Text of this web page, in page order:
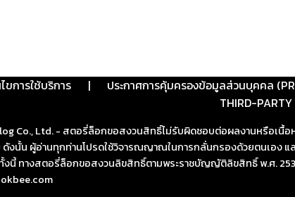
ขการใช้บริการ | ประกาศการคุ้มครองข้อมูลส่วนบุคคล
THIRD-PARTY
Co., Ltd. - สตอรี่ล็อกขอสงวนสิทธิ์ไม่รับผิดชอบต่อผลงานหรือเนื้อ
งนั้น ผู้อ่านทุกท่านโปรดใช้วิจารณญาณในการกลั่นกรองด้วยตนเอง
ทั้งนี้ ทางสตอรี่ล็อกขอสงวนลิขสิทธิ์ตามพระราชบัญญัติลิขสิทธิ์ พ.ศ.